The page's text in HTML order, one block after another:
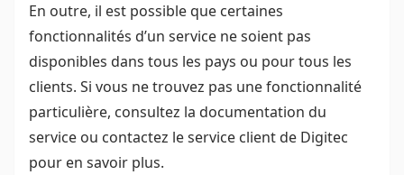
En outre, il est possible que certaines
fonctionnalités d’un service ne soient pas
disponibles dans tous les pays ou pour tous les
clients. Si vous ne trouvez pas une fonctionnalité
particulière, consultez la documentation du
service ou contactez le service client de Digitec
pour en savoir plus.